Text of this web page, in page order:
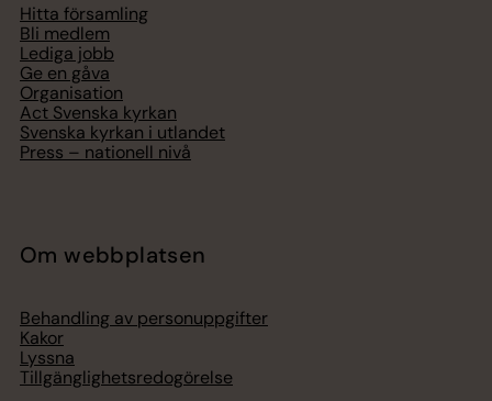
Hitta församling
Bli medlem
Lediga jobb
Ge en gåva
Organisation
Act Svenska kyrkan
Svenska kyrkan i utlandet
Press – nationell nivå
Om webbplatsen
Behandling av personuppgifter
Kakor
Lyssna
Tillgänglighetsredogörelse